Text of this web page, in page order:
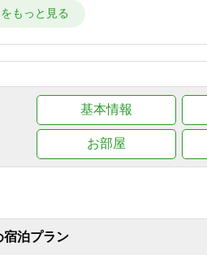
湯のテ
予約する
基本情報
お部屋
宿泊プラン